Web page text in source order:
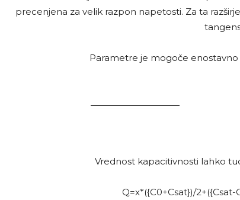
precenjena za velik razpon napetosti. Za ta
Parametre je mogoče
Vrednost kapacitivnosti lahko
Q=x*({C0+Csat})/